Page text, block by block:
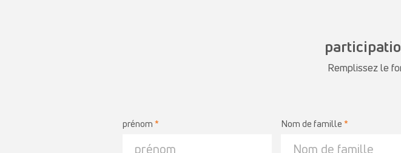
Remplissez le
prénom Nom de famille